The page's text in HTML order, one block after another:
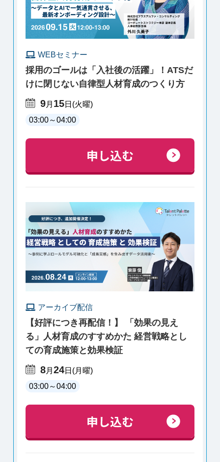
WEBセミナー
採用のゴールは「入社後の活躍」！ATSだ
けに閉じない自律型人材育成のつくり方
9月 15日 (火曜)
03:00～04:00
アーカイブ配信
【好評につき再配信！】 「効果の見え
る」人材育成のすすめかた 経営戦略とし
ての育成施策と効果検証
8月 24日 (月曜)
03:00～04:00